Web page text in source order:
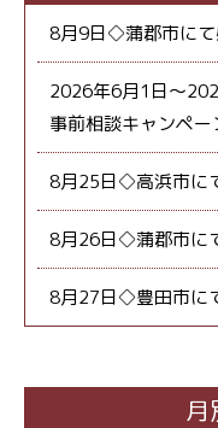
8月9日◇蒲郡市に
2026年6月1日～
事前相談キャンペー
8月25日◇高浜市に
8月26日◇蒲郡市に
8月27日◇豊田市に
月